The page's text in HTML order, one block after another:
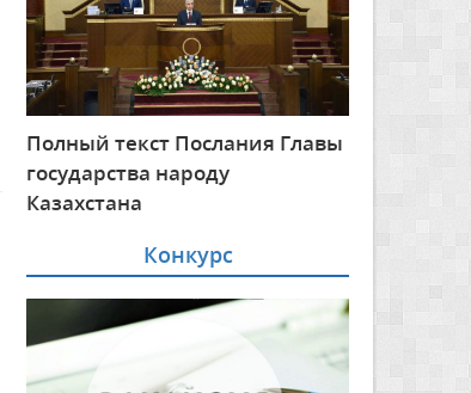
Полный текст Послания Главы
государства народу
Казахстана
Конкурс